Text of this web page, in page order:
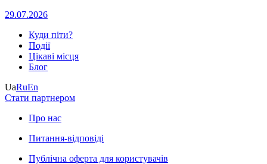
29.07.2026
Куди піти?
Події
Цікаві місця
Блог
UaRuEn
Стати партнером
Про нас
Питання-відповіді
Публічна оферта для користувачів